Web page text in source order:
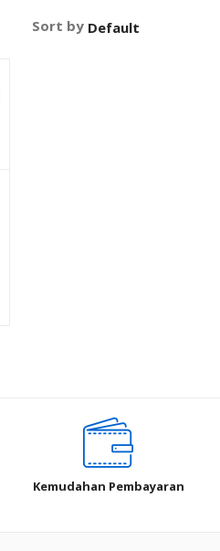
Sort by
Kemudahan Pembayaran